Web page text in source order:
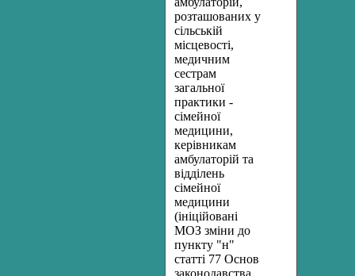
розташованих у
сільській
місцевості,
медичним
сестрам
загальної
практики -
сімейної
медицини,
керівникам
амбулаторій та
відділень
сімейної
медицини
(ініційовані
МОЗ зміни до
пункту "н"
статті 77 Основ
законодавства